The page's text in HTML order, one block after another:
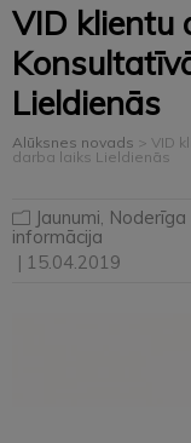
VID klientu
Lieldienās
Alūksnes novads > VID
darba laiks Lieldienās
Jaunumi Noderīga
informācija
| 15.04.2019